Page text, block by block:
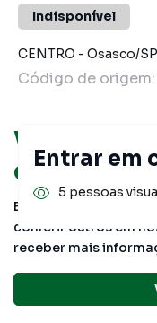
Você pode
Este imóvel não está
conferir outros em
receber mais
Detalhes
Indisponível
CENTRO - Osasco/SP
Código de origem:
Entrar em
5 pessoas